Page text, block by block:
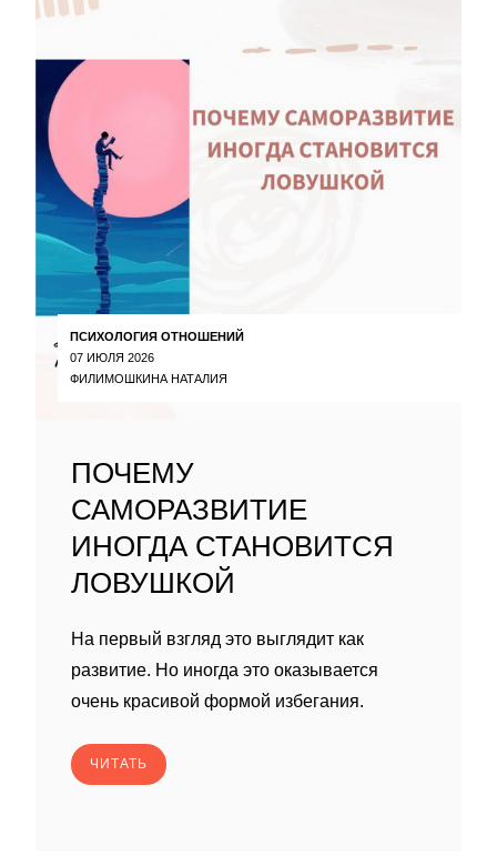
ПСИХОЛОГИЯ ОТНОШЕНИЙ
07 ИЮЛЯ 2026
ФИЛИМОШКИНА НАТАЛИЯ
ПОЧЕМУ
САМОРАЗВИТИЕ
ИНОГДА СТАНОВИТСЯ
ЛОВУШКОЙ
На первый взгляд это выглядит как
развитие. Но иногда это оказывается
очень красивой формой избегания.
ЧИТАТЬ